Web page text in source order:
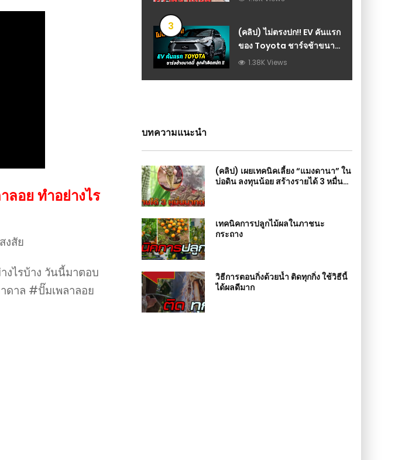
อย ทำอย่างไร
งสัย
งไรบ้าง วันนี้มาตอบ
ดาล #ปั๊มเพลาลอย
3
(คลิป) ไม่ตรงปก!! EV คันแรก
ของ Toyota ชาร์จช้าขนาด
นี้ ลูกค้าอาจคิดหนัก : วีดีโอ
1.38K Views
บทความแนะนำ
(คลิป) เผยเทคนิคเลี้ยง “แมงดานา” ใน
บ่อดิน ลงทุนน้อย สร้างรายได้ 3 หมื่น
เทคนิคการปลูกไม้ผลในภาชนะ
กระถาง
วิธีการตอนกิ่งด้วยน้ำ ติดทุกกิ่ง ใช้วิธีนี้
ได้ผลดีมาก